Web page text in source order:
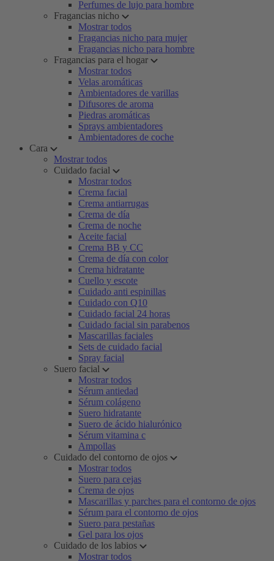
Perfumes de lujo para hombre
Fragancias nicho
Mostrar todos
Fragancias nicho para mujer
Fragancias nicho para hombre
Fragancias para el hogar
Mostrar todos
Velas aromáticas
Ambientadores de varillas
Difusores de aroma
Piedras aromáticas
Sprays ambientadores
Ambientadores de coche
Cara
Mostrar todos
Cuidado facial
Mostrar todos
Crema facial
Crema antiarrugas
Crema de día
Crema de noche
Aceite facial
Crema BB y CC
Crema de día con color
Crema hidratante
Cuello y escote
Cuidado anti espinillas
Cuidado con Q10
Cuidado facial 24 horas
Cuidado facial sin parabenos
Mascarillas faciales
Sets de cuidado facial
Spray facial
Suero facial
Mostrar todos
Sérum antiedad
Sérum colágeno
Suero hidratante
Suero de ácido hialurónico
Sérum vitamina c
Ampollas
Cuidado del contorno de ojos
Mostrar todos
Suero para cejas
Crema de ojos
Mascarillas y parches para el contorno de ojos
Sérum para el contorno de ojos
Suero para pestañas
Gel para los ojos
Cuidado de los labios
Mostrar todos